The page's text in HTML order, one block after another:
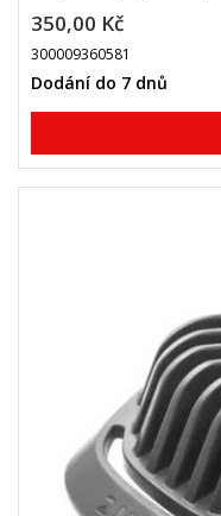
350,00 Kč
300009360581
Dodání do 7 dnů